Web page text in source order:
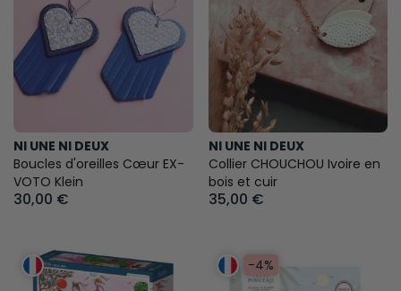
NI UNE NI DEUX
Boucles d'oreilles Cœur EX-
VOTO Klein
30,00 €
NI UNE NI DEUX
Collier CHOUCHOU Ivoire en
bois et cuir
35,00 €
-4%